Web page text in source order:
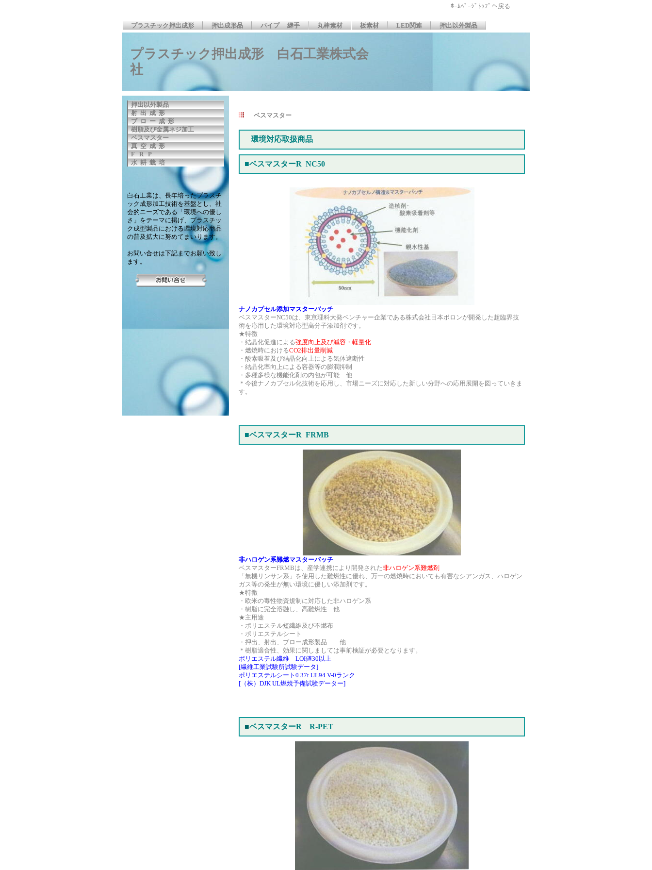
ﾎｰﾑﾍﾟｰｼﾞﾄｯﾌﾟへ戻る
プラスチック押出成形 押出成形品 パイプ 　継手 丸棒素材 板素材 LED関連 押出以外製品
プラスチック押出成形 白石工業株式会
社
押出以外製品
射 出 成 形
ブ ロ ー 成 形
樹脂及び金属ネジ加工
ベスマスター
真 空 成 形
F R P
水 耕 栽 培
白石工業は、長年培ったプラスチ
ック成形加工技術を基盤とし、社
会的ニーズである「環境への優し
さ」をテーマに掲げ、プラスチッ
ク成型製品における環境対応商品
の普及拡大に努めてまいります。
お問い合せは下記までお願い致し
ます。
ベスマスター
環境対応取扱商品
■ベスマスターR NC50
ナノカプセル添加マスターバッチ
ベスマスターNC50は、東京理科大発ベンチャー企業である株式会社日本ボロンが開発した超臨界技
術を応用した環境対応型高分子添加剤です。
★特徴
・結晶化促進による強度向上及び減容・軽量化
・燃焼時におけるCO2排出量削減
・酸素吸着及び結晶化向上による気体遮断性
・結晶化率向上による容器等の膨潤抑制
・多種多様な機能化剤の内包が可能 他
＊今後ナノカプセル化技術を応用し、市場ニーズに対応した新しい分野への応用展開を図っていきま
す。
■ベスマスターR FRMB
非ハロゲン系難燃マスターバッチ
ベスマスターFRMBは、産学連携により開発された非ハロゲン系難燃剤
「無機リンサン系」を使用した難燃性に優れ、万一の燃焼時においても有害なシアンガス、ハロゲン
ガス等の発生が無い環境に優しい添加剤です。
★特徴
・欧米の毒性物資規制に対応した非ハロゲン系
・樹脂に完全溶融し、高難燃性 他
★主用途
・ポリエステル短繊維及び不燃布
・ポリエステルシート
・押出、射出、ブロー成形製品 他
＊樹脂適合性、効果に関しましては事前検証が必要となります。
ポリエステル繊維 LOI値30以上
[繊維工業試験所試験データ]
ポリエステルシート0.37t UL94 V-0ランク
[（株）DJK UL燃焼予備試験データー]
■ベスマスターR R-PET